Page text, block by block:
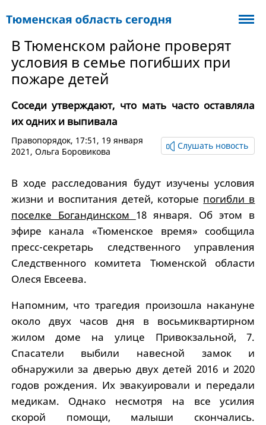
В Тюменском районе проверят
условия в семье погибших при
пожаре детей
Соседи утверждают, что мать часто оставляла
их одних и выпивала
Правопорядок, 17:51, 19 января
2021, Ольга Боровикова
Слушать новость
В ходе расследования будут изучены условия
жизни и воспитания детей, которые погибли в
поселке Богандинском 18 января. Об этом в
эфире канала «Тюменское время» сообщила
пресс-секретарь следственного управления
Следственного комитета Тюменской области
Олеся Евсеева.
Напомним, что трагедия произошла накануне
около двух часов дня в восьмиквартирном
жилом доме на улице Привокзальной, 7.
Спасатели выбили навесной замок и
обнаружили за дверью двух детей 2016 и 2020
годов рождения. Их эвакуировали и передали
медикам. Однако несмотря на все усилия
скорой помощи, малыши скончались.